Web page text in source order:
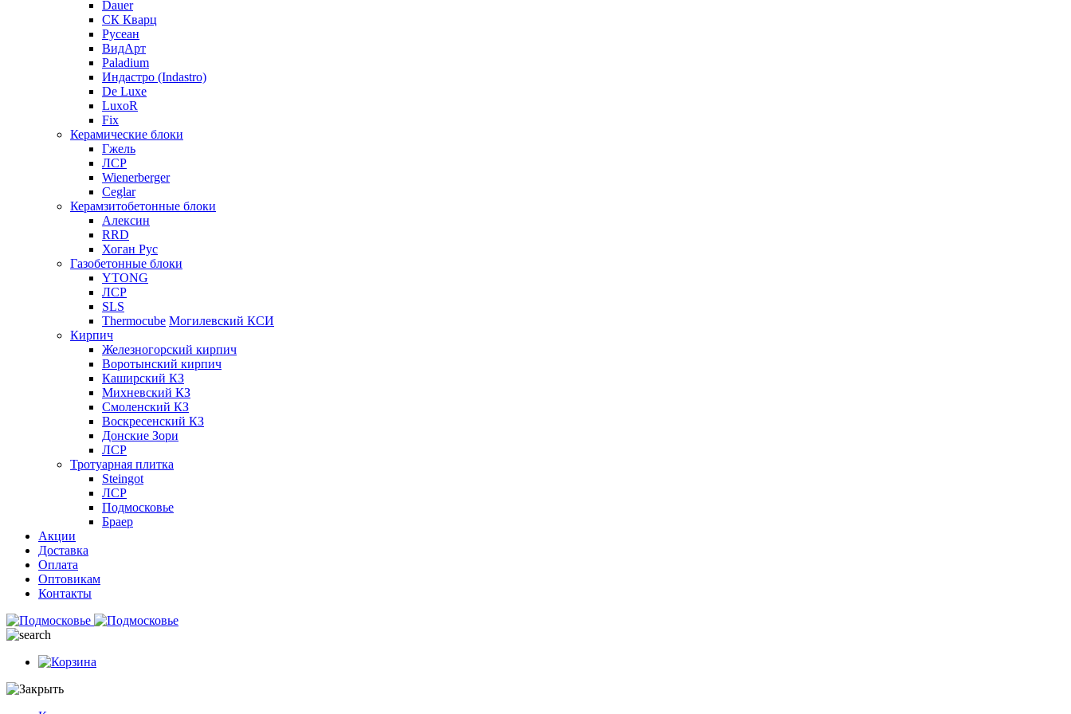
Dauer
СК Кварц
Русеан
ВидАрт
Paladium
Индастро (Indastro)
De Luxe
LuxoR
Fix
Керамические блоки
Гжель
ЛСР
Wienerberger
Ceglar
Керамзитобетонные блоки
Алексин
RRD
Хоган Рус
Газобетонные блоки
YTONG
ЛСР
SLS
Thermocube Могилевский КСИ
Кирпич
Железногорский кирпич
Воротынский кирпич
Каширский КЗ
Михневский КЗ
Смоленский КЗ
Воскресенский КЗ
Донские Зори
ЛСР
Тротуарная плитка
Steingot
ЛСР
Подмосковье
Браер
Акции
Доставка
Оплата
Оптовикам
Контакты